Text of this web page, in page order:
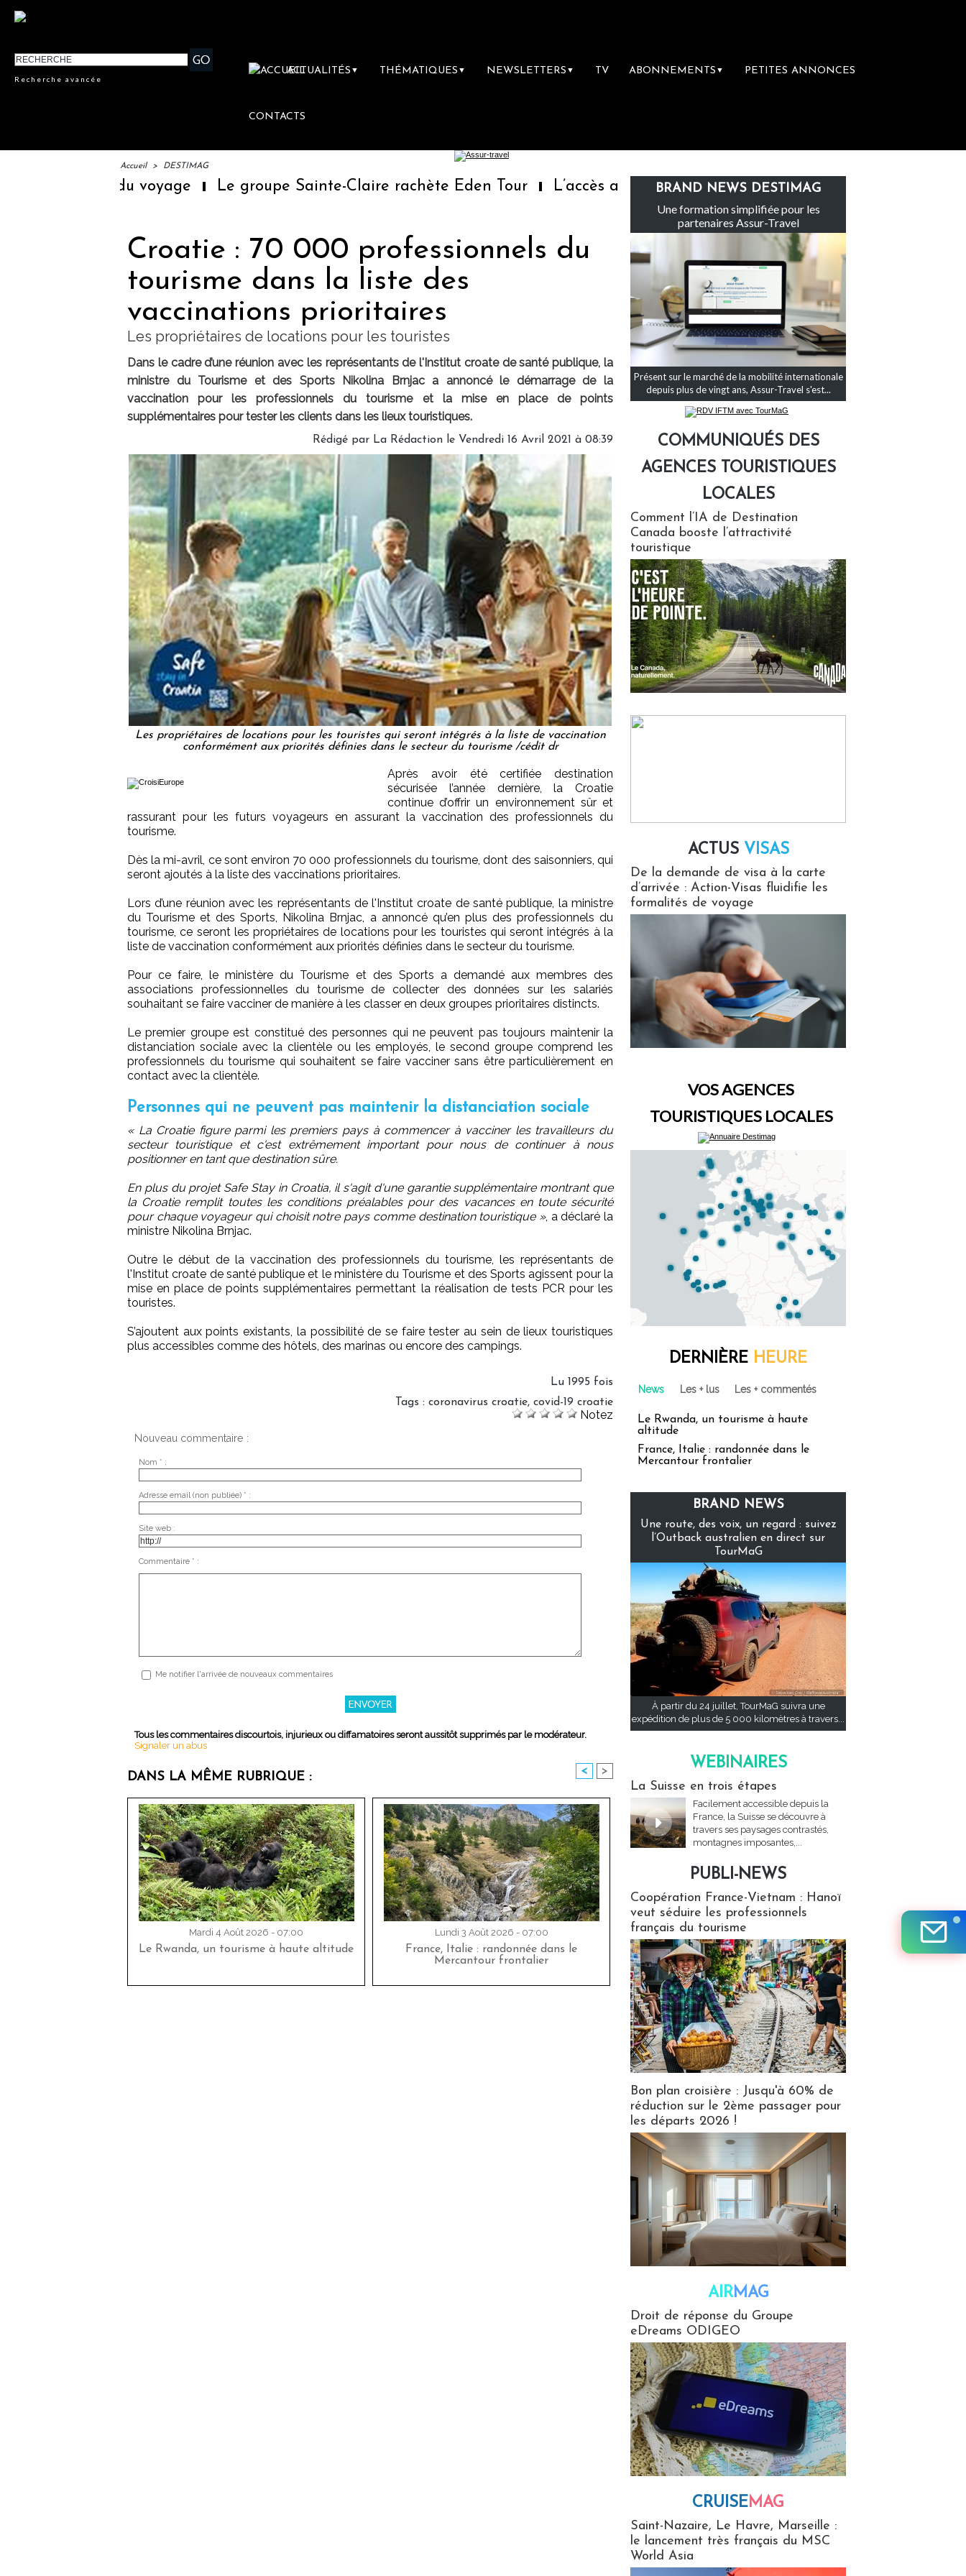
Recherche avancée
ACTUALITÉS ▼ THÉMATIQUES ▼ NEWSLETTERS ▼ TV ABONNEMENTS ▼ PETITES ANNONCES
CONTACTS
Accueil > DESTIMAG
librairie du voyage Le groupe Sainte-Claire rachète Eden Tour L’accès aux vacances : un droit inachevé totalement
Croatie : 70 000 professionnels du
tourisme dans la liste des
vaccinations prioritaires
Les propriétaires de locations pour les touristes
Dans le cadre d’une réunion avec les représentants de l'Institut croate de santé publique, la
ministre du Tourisme et des Sports Nikolina Brnjac a annoncé le démarrage de la
vaccination pour les professionnels du tourisme et la mise en place de points
supplémentaires pour tester les clients dans les lieux touristiques.
Rédigé par La Rédaction le Vendredi 16 Avril 2021 à 08:39
Les propriétaires de locations pour les touristes qui seront intégrés à la liste de vaccination
conformément aux priorités définies dans le secteur du tourisme /cédit dr
Après avoir été certifiée destination
sécurisée l’année dernière, la Croatie
continue d’offrir un environnement sûr et
rassurant pour les futurs voyageurs en assurant la vaccination des professionnels du
tourisme.
Dès la mi-avril, ce sont environ 70 000 professionnels du tourisme, dont des saisonniers, qui
seront ajoutés à la liste des vaccinations prioritaires.
Lors d’une réunion avec les représentants de l'Institut croate de santé publique, la ministre
du Tourisme et des Sports, Nikolina Brnjac, a annoncé qu’en plus des professionnels du
tourisme, ce seront les propriétaires de locations pour les touristes qui seront intégrés à la
liste de vaccination conformément aux priorités définies dans le secteur du tourisme.
Pour ce faire, le ministère du Tourisme et des Sports a demandé aux membres des
associations professionnelles du tourisme de collecter des données sur les salariés
souhaitant se faire vacciner de manière à les classer en deux groupes prioritaires distincts.
Le premier groupe est constitué des personnes qui ne peuvent pas toujours maintenir la
distanciation sociale avec la clientèle ou les employés, le second groupe comprend les
professionnels du tourisme qui souhaitent se faire vacciner sans être particulièrement en
contact avec la clientèle.
Personnes qui ne peuvent pas maintenir la distanciation sociale
« La Croatie figure parmi les premiers pays à commencer à vacciner les travailleurs du
secteur touristique et c'est extrêmement important pour nous de continuer à nous
positionner en tant que destination sûre.
En plus du projet Safe Stay in Croatia, il s'agit d'une garantie supplémentaire montrant que
la Croatie remplit toutes les conditions préalables pour des vacances en toute sécurité
pour chaque voyageur qui choisit notre pays comme destination touristique », a déclaré la
ministre Nikolina Brnjac.
Outre le début de la vaccination des professionnels du tourisme, les représentants de
l'Institut croate de santé publique et le ministère du Tourisme et des Sports agissent pour la
mise en place de points supplémentaires permettant la réalisation de tests PCR pour les
touristes.
S’ajoutent aux points existants, la possibilité de se faire tester au sein de lieux touristiques
plus accessibles comme des hôtels, des marinas ou encore des campings.
Lu 1995 fois
Tags : coronavirus croatie, covid-19 croatie
Notez
Nouveau commentaire :
Nom * :
Adresse email (non publiée) * :
Site web :
Commentaire * :
Me notifier l'arrivée de nouveaux commentaires
Tous les commentaires discourtois, injurieux ou diffamatoires seront aussitôt supprimés par le modérateur.
Signaler un abus
DANS LA MÊME RUBRIQUE : < >
Mardi 4 Août 2026 - 07:00
Le Rwanda, un tourisme à haute altitude
Lundi 3 Août 2026 - 07:00
France, Italie : randonnée dans le
Mercantour frontalier
BRAND NEWS DESTIMAG
Une formation simplifiée pour les
partenaires Assur-Travel
Présent sur le marché de la mobilité internationale
depuis plus de vingt ans, Assur-Travel s'est...
COMMUNIQUÉS DES
AGENCES TOURISTIQUES
LOCALES
Comment l’IA de Destination
Canada booste l’attractivité
touristique
ACTUS VISAS
De la demande de visa à la carte
d’arrivée : Action-Visas fluidifie les
formalités de voyage
VOS AGENCES
TOURISTIQUES LOCALES
DERNIÈRE HEURE
News Les + lus Les + commentés
Le Rwanda, un tourisme à haute
altitude
France, Italie : randonnée dans le
Mercantour frontalier
BRAND NEWS
Une route, des voix, un regard : suivez
l’Outback australien en direct sur
TourMaG
À partir du 24 juillet, TourMaG suivra une
expédition de plus de 5 000 kilomètres à travers...
WEBINAIRES
La Suisse en trois étapes
Facilement accessible depuis la
France, la Suisse se découvre à
travers ses paysages contrastés,
montagnes imposantes,...
PUBLI-NEWS
Coopération France-Vietnam : Hanoï
veut séduire les professionnels
français du tourisme
Bon plan croisière : Jusqu'à 60% de
réduction sur le 2ème passager pour
les départs 2026 !
AIRMAG
Droit de réponse du Groupe
eDreams ODIGEO
CRUISEMAG
Saint-Nazaire, Le Havre, Marseille :
le lancement très français du MSC
World Asia